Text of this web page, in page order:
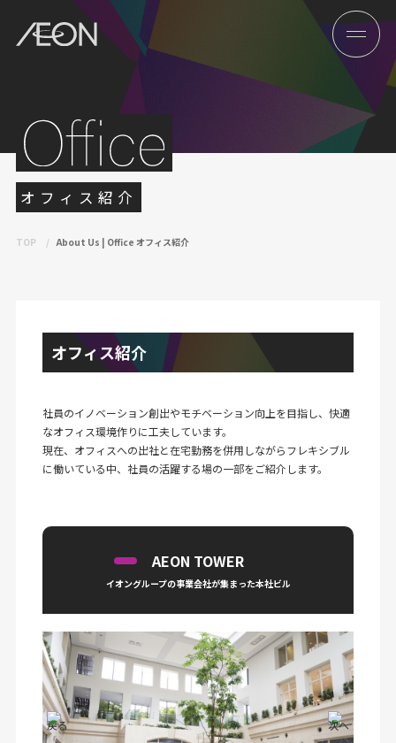
オフィス紹介
TOP About Us | Office オフィス紹介
オフィス紹介
社員のイノベーション創出やモチベーション向上を目指し、快適
なオフィス環境作りに工夫しています。
現在、オフィスへの出社と在宅勤務を併用しながらフレキシブル
に働いている中、社員の活躍する場の一部をご紹介します。
AEON TOWER
イオングループの事業会社が集まった本社ビル